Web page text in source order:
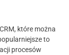
które można
to
procesów